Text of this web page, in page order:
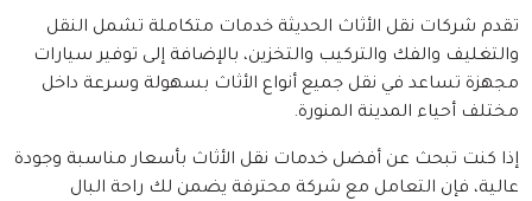
تقدم شركات نقل الأثاث الحديثة خدمات متكاملة تشمل النقل
والتغليف والفك والتركيب والتخزين، بالإضافة إلى توفير سيارات
مجهزة تساعد في نقل جميع أنواع الأثاث بسهولة وسرعة داخل
مختلف أحياء المدينة المنورة.
إذا كنت تبحث عن أفضل خدمات نقل الأثاث بأسعار مناسبة وجودة
عالية، فإن التعامل مع شركة محترفة يضمن لك راحة البال